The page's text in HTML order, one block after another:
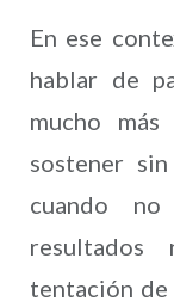
En ese
hablar de
mucho
sostener
cuando
tentación